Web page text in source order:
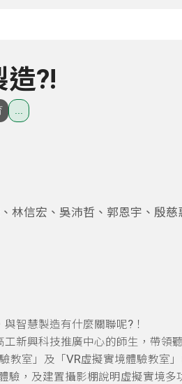
?!
林信宏、吳沛哲、郭恩宇、殷慈
智慧製造有什麼關聯呢? ！
新興科技推廣中心的師生，帶領
教室」及「 VR虛擬實境體驗教室
驗，及建置攝影棚說明虛擬實境多